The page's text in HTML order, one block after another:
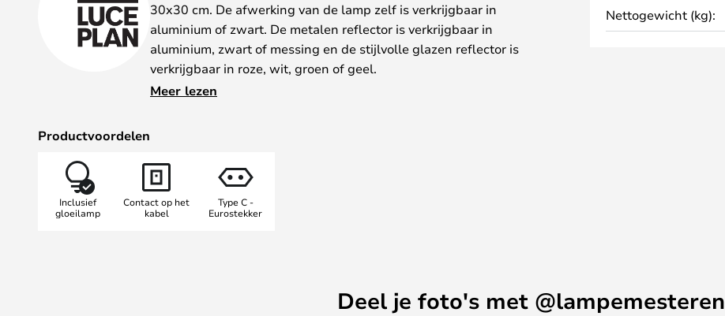
30x30 cm. De afwerking van de lamp zelf is verkrijgbaar in
aluminium of zwart. De metalen reflector is verkrijgbaar in
aluminium, zwart of messing en de stijlvolle glazen reflector is
verkrijgbaar in roze, wit, groen of geel.
De kleine versie is perfect als bedlampje en in smalle ruimtes. De
is gemakkelijk te verplaatsen en kan tot vlakbij de plek worden
gebracht waar je het licht wilt laten schijnen.
Ontwerp je eigen lamp. Kies uit wand-, tafel- en vloerlampen in
Meer lezen
Productvoordelen
Inclusief
gloeilamp
Contact op het
kabel
Type C -
Eurostekker
Nettogewicht (kg):
Deel je foto's met @lampemesteren